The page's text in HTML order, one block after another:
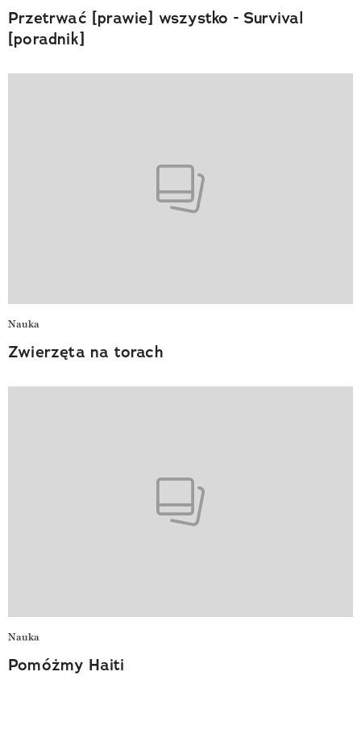
Przetrwać [prawie] wszystko - Survival
[poradnik]
Nauka
Zwierzęta na torach
Nauka
Pomóżmy Haiti